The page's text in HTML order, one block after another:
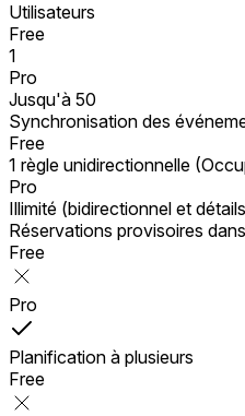
Utilisateurs
Free
1
Pro
Jusqu'à 50
Synchronisation des
Free
1 règle unidirectionnelle
Pro
Illimité (bidirectionnel et
Réservations provisoires
Free
Pro
Planification à plusieurs
Free